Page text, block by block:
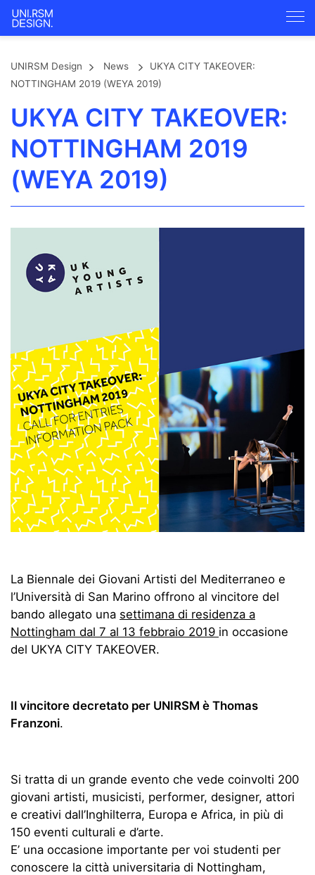
UNIRSM Design News
UKYA CITY TAKEOVER:
NOTTINGHAM 2019 (WEYA 2019)
UKYA CITY TAKEOVER:
NOTTINGHAM 2019
(WEYA 2019)
La Biennale dei Giovani Artisti del Mediterraneo e
l’Università di San Marino offrono al vincitore del
bando allegato una settimana di residenza a
Nottingham dal 7 al 13 febbraio 2019 in occasione
del UKYA CITY TAKEOVER.
Il vincitore decretato per UNIRSM è Thomas
Franzoni.
Si tratta di un grande evento che vede coinvolti 200
giovani artisti, musicisti, performer, designer, attori
e creativi dall’Inghilterra, Europa e Africa, in più di
150 eventi culturali e d’arte.
E’ una occasione importante per voi studenti per
conoscere la città universitaria di Nottingham,